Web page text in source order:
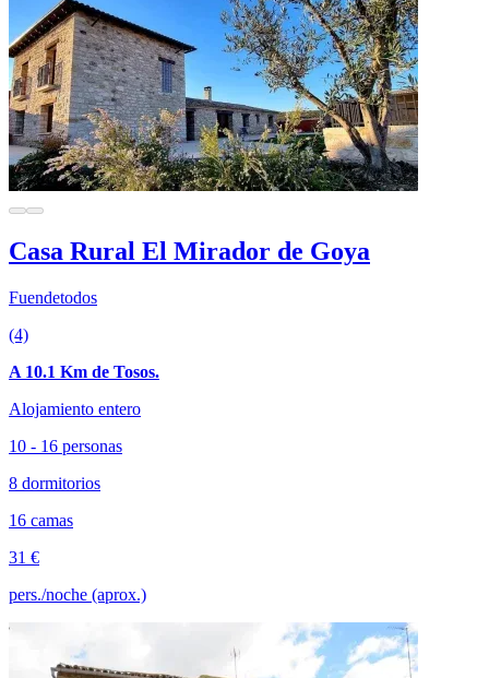
Casa Rural El Mirador de Goya
Fuendetodos
(4)
A 10.1 Km de Tosos.
Alojamiento entero
10 - 16 personas
8 dormitorios
16 camas
31 €
pers./noche (aprox.)